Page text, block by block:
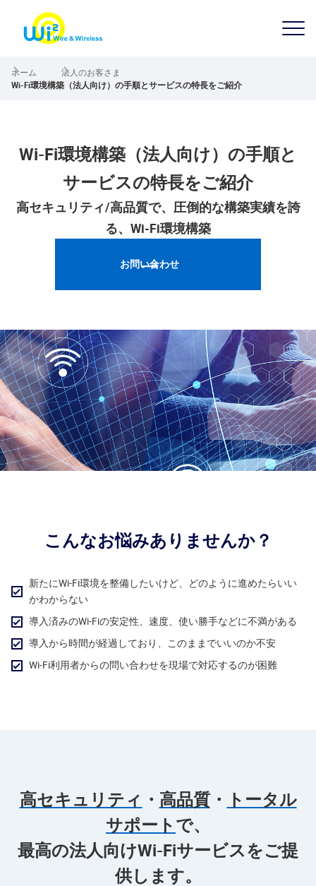
ホーム
法人のお客さま
Wi-Fi環境構築（法人向け）の手順とサービスの特長をご紹介
Wi-Fi環境構築（法人向け）の手順と
サービスの特長をご紹介
高セキュリティ/高品質で、圧倒的な構築実績を誇
る、Wi-Fi環境構築
お問い合わせ
こんなお悩みありませんか？
新たにWi-Fi環境を整備したいけど、どのように進めたらいい
かわからない
導入済みのWi-Fiの安定性、速度、使い勝手などに不満がある
導入から時間が経過しており、このままでいいのか不安
Wi-Fi利用者からの問い合わせを現場で対応するのが困難
高セキュリティ ・ 高品質・ トータル
サポートで、
最高の法人向けWi-Fiサービスをご提
供します。